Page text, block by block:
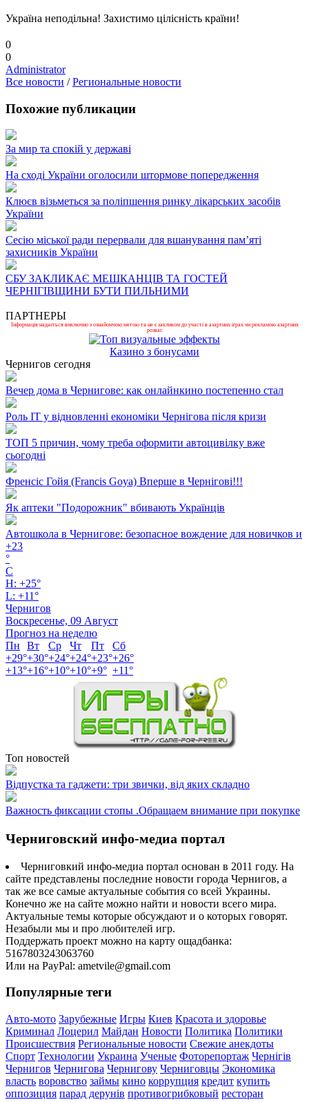
Україна неподільна! Захистимо цілісність країни!
0
0
Administrator
Все новости /Региональные новости
Похожие публикации
За мир та спокій у державі
На сході України оголосили штормове попередження
Клюєв візьметься за поліпшення ринку лікарських засобів
України
Сесію міської ради перервали для вшанування пам’яті
захисників України
СБУ ЗАКЛИКАЄ МЕШКАНЦІВ ТА ГОСТЕЙ
ЧЕРНІГІВЩИНИ БУТИ ПИЛЬНИМИ
ПАРТНЕРЫ
Інформація надається виключно з ознайомчою метою та не є закликом до участі в азартних іграх чи рекламою азартних
розваг.
Казино з бонусами
Чернигов сегодня
Вечер дома в Чернигове: как онлайнкино постепенно стал
Роль ІТ у відновленні економіки Чернігова після кризи
ТОП 5 причин, чому треба оформити автоцивілку вже
сьогодні
Френсіс Гойя (Francis Goya) Вперше в Чернігові!!!
Як аптеки "Подорожник" вбивають Українців
Автошкола в Чернигове: безопасное вождение для новичков и
+23
°
C
H: +25°
L: +11°
Чернигов
Воскресенье, 09 Август
Прогноз на неделю
Пн
Вт Ср Чт Пт
Сб
+29°+30°+24°+24°+23°+26°
+13°+16°+10°+10°+9° +11°
Топ новостей
Відпустка та гаджети: три звички, від яких складно
Важность фиксации стопы .Обращаем внимание при покупке
Черниговский инфо-медиа портал
Черниговкий инфо-медиа портал основан в 2011 году. На
сайте представлены последние новости города Чернигов, а
так же все самые актуальные события со всей Украины.
Конечно же на сайте можно найти и новости всего мира.
Актуальные темы которые обсуждают и о которых говорят.
Незабыли мы и про любителей игр.
Поддержать проект можно на карту ощадбанка:
5167803243063760
Или на PayPal: ametvile@gmail.com
Популярные теги
Авто-мото Зарубежные Игры Киев Красота и здоровье
Криминал Лоцерил Майдан Новости Политика Политики
Происшествия Региональные новости Свежие анекдоты
Спорт Технологии Украина Ученые Фоторепортаж Чернігів
Чернигов Чернигова Чернигову Черниговцы Экономика
власть воровство займы кино коррупция кредит купить
оппозиция парад дерунів противогрибковый ресторан